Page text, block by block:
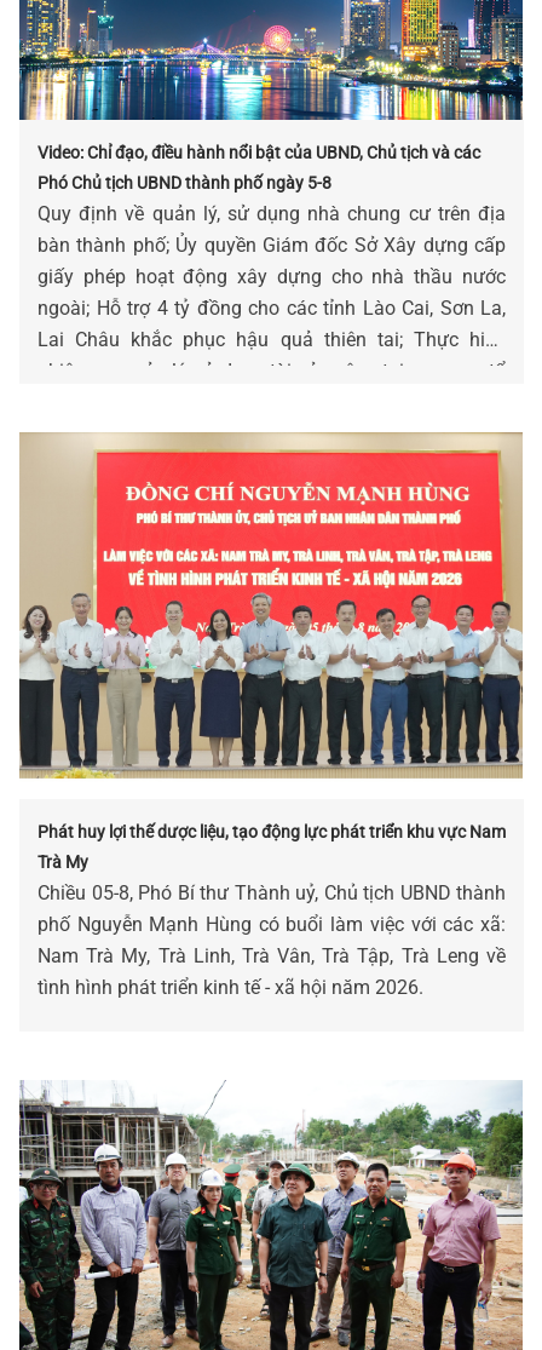
Video: Chỉ đạo, điều hành nổi bật của UBND, Chủ tịch và các
Phó Chủ tịch UBND thành phố ngày 5-8
Quy định về quản lý, sử dụng nhà chung cư trên địa
bàn thành phố; Ủy quyền Giám đốc Sở Xây dựng cấp
giấy phép hoạt động xây dựng cho nhà thầu nước
ngoài; Hỗ trợ 4 tỷ đồng cho các tỉnh Lào Cai, Sơn La,
Lai Châu khắc phục hậu quả thiên tai; Thực hiện
nhiệm vụ quản lý, sử dụng tài sản công tại cơ quan, tổ
thủ tục hành chính lĩnh vực Phát thanh truyền hình và
thông tin điện tử…là những chỉ đạo điều hành nổi bật
của UBND, Chủ tịch và các Phó Chủ tịch UBND thành
phố ngày 05-8.
Phát huy lợi thế dược liệu, tạo động lực phát triển khu vực Nam
Trà My
Chiều 05-8, Phó Bí thư Thành uỷ, Chủ tịch UBND thành
phố Nguyễn Mạnh Hùng có buổi làm việc với các xã:
Nam Trà My, Trà Linh, Trà Vân, Trà Tập, Trà Leng về
tình hình phát triển kinh tế - xã hội năm 2026.